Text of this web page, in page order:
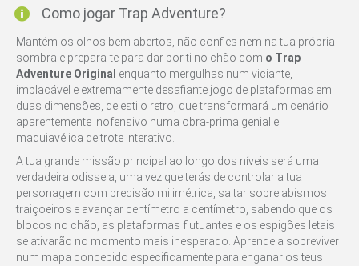
Como jogar Trap Adventure?
Mantém os olhos bem abertos, não confies nem na tua própria
sombra e prepara-te para dar por ti no chão com o Trap
Adventure Original enquanto mergulhas num viciante,
implacável e extremamente desafiante jogo de plataformas em
duas dimensões, de estilo retro, que transformará um cenário
aparentemente inofensivo numa obra-prima genial e
maquiavélica de trote interativo.
A tua grande missão principal ao longo dos níveis será uma
verdadeira odisseia, uma vez que terás de controlar a tua
personagem com precisão milimétrica, saltar sobre abismos
traiçoeiros e avançar centímetro a centímetro, sabendo que os
blocos no chão, as plataformas flutuantes e os espigões letais
se ativarão no momento mais inesperado. Aprende a sobreviver
num mapa concebido especificamente para enganar os teus